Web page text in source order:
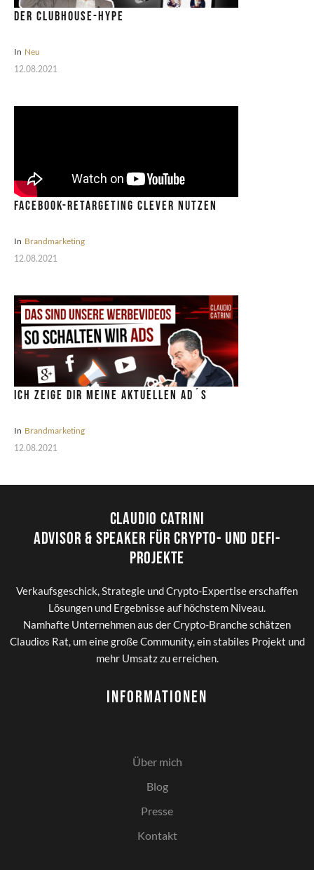
Der Clubhouse-Hype
In Neu
12.08.2021
Facebook-Retargeting clever nutzen
In Brandmarketing
12.08.2021
Ich zeige dir meine aktuellen Ad´s
In Brandmarketing
12.08.2021
Claudio Catrini
Advisor & Speaker für Crypto- und DeFi-
Projekte
Verkaufsgeschick, Strategie und Crypto-Expertise erschaffen
Lösungen und Ergebnisse auf höchstem Niveau.
Namhafte Unternehmen aus der Crypto-Branche schätzen
Claudios Rat, um eine große Community, ein stabiles Projekt und
mehr Umsatz zu erreichen.
Informationen
Über mich
Blog
Presse
Kontakt